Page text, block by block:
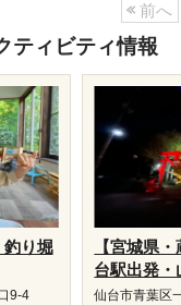
前へ
ティビティ情報
釣り堀
9-4
【宮城県
台駅出発・
仙台市青葉区